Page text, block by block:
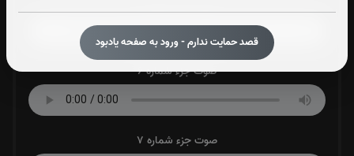
قصد حمایت ندارم - ورود به صفحه یادبود
صوت جزء شماره 6
صوت جزء شماره 7